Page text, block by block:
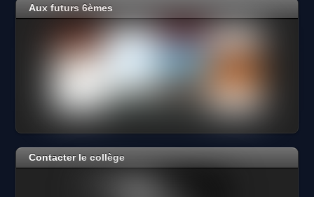
Aux futurs 6èmes
Contacter le collège